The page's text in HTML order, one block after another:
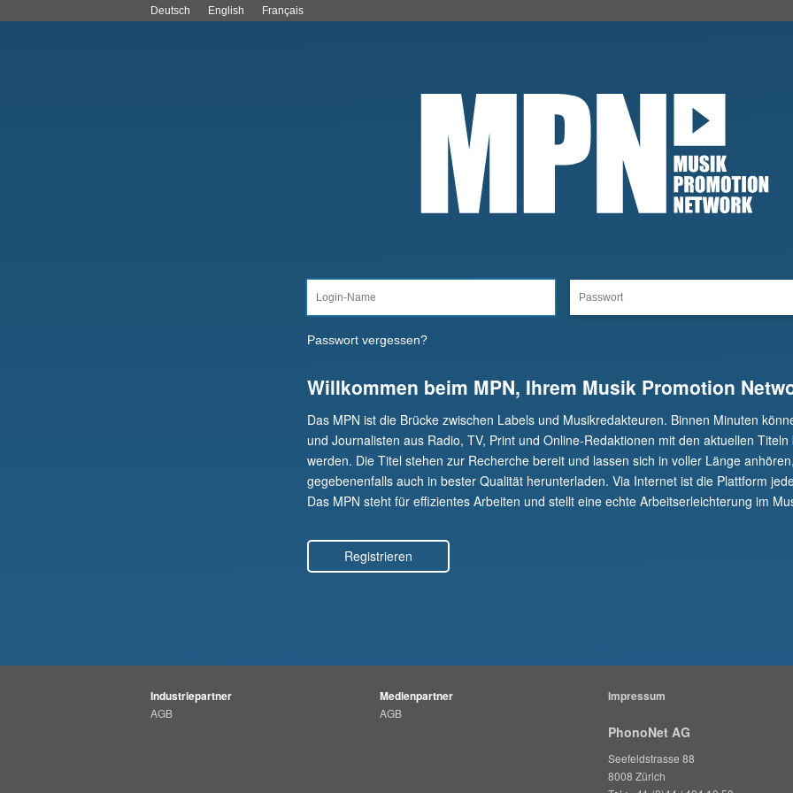
Passwort vergessen?
Willkommen beim MPN, Ihrem Musik Promotion
Das MPN ist die Brücke zwischen Labels und Musikredakteuren. Binnen Minuten
und Journalisten aus Radio, TV, Print und Online-Redaktionen mit den aktuellen
werden. Die Titel stehen zur Recherche bereit und lassen sich in voller Länge
gegebenenfalls auch in bester Qualität herunterladen. Via Internet ist die Plattform
Das MPN steht für effizientes Arbeiten und stellt eine echte Arbeitserleichterung im
Registrieren
Deutsch English Français
Industriepartner
AGB
Medienpartner
AGB
Impressum
PhonoNet AG
Seefeldstrasse 88
8008 Zürich